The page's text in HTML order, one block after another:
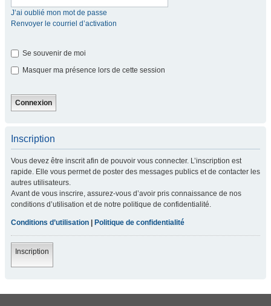
J’ai oublié mon mot de passe
Renvoyer le courriel d’activation
Se souvenir de moi
Masquer ma présence lors de cette session
Inscription
Vous devez être inscrit afin de pouvoir vous connecter. L’inscription est
rapide. Elle vous permet de poster des messages publics et de contacter les
autres utilisateurs.
Avant de vous inscrire, assurez-vous d’avoir pris connaissance de nos
conditions d’utilisation et de notre politique de confidentialité.
Conditions d’utilisation Politique de confidentialité
Inscription